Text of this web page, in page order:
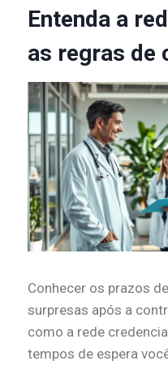
Entenda a
as regras de
Conhecer os prazos
surpresas após a
como a rede
tempos de espera